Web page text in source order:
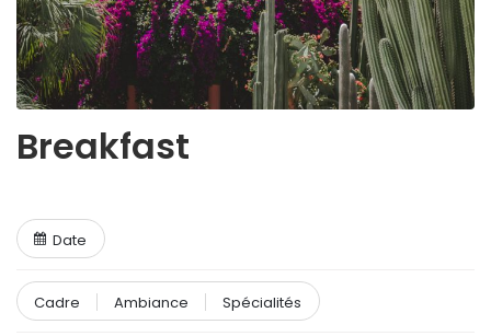
Breakfast
Date
Cadre Ambiance Spécialités